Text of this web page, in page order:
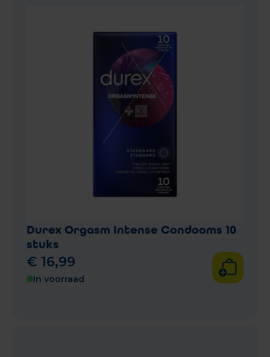
Durex Orgasm Intense Condooms 10
stuks
€ 16,99
In voorraad